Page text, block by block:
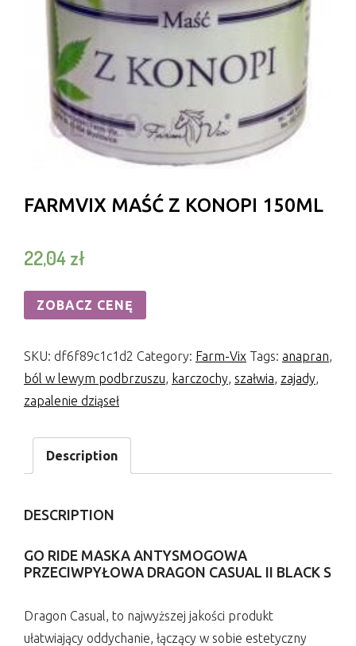
FARMVIX MAŚĆ Z KONOPI 150ML
22,04zł
ZOBACZ CENĘ
SKU: df6f89c1c1d2 Category: Farm-Vix Tags: anapran,
ból w lewym podbrzuszu, karczochy, szałwia, zajady,
zapalenie dziąseł
Description
DESCRIPTION
GO RIDE MASKA ANTYSMOGOWA
PRZECIWPYŁOWA DRAGON CASUAL II BLACK S
Dragon Casual, to najwyższej jakości produkt
ułatwiający oddychanie, łączący w sobie estetyczny